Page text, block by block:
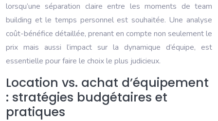
lorsqu’une séparation claire entre les moments de team
building et le temps personnel est souhaitée. Une analyse
coût-bénéfice détaillée, prenant en compte non seulement le
prix mais aussi l’impact sur la dynamique d’équipe, est
essentielle pour faire le choix le plus judicieux.
Location vs. achat d’équipement
: stratégies budgétaires et
pratiques